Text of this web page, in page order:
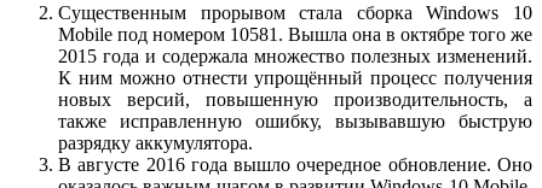
Существенным прорывом стала сборка Windows 10
Mobile под номером 10581. Вышла она в октябре того же
2015 года и содержала множество полезных изменений.
К ним можно отнести упрощённый процесс получения
новых версий, повышенную производительность, а
также исправленную ошибку, вызывавшую быструю
разрядку аккумулятора.
В августе 2016 года вышло очередное обновление. Оно